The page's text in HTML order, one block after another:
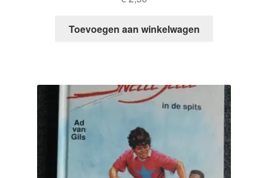
Toevoegen aan winkelwagen